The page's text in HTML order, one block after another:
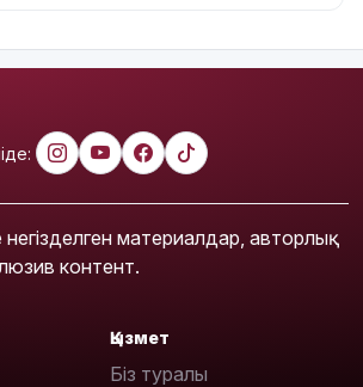
материалдар, авторлық
контент.
Қызмет
Біз туралы